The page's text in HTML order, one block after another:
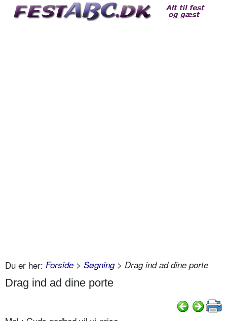
Du er her: Forside > Søgning> Drag ind ad dine porte
Drag ind ad dine porte